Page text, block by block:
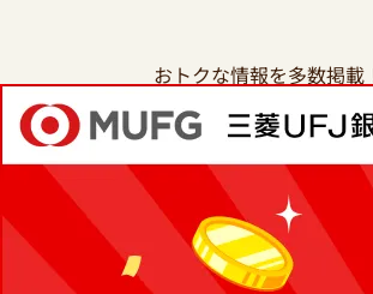
おトクな情報を多数掲載